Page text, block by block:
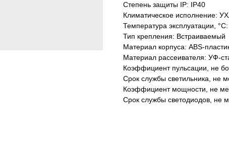
Степень защиты IP: IP40
Климатическое исполнение:
Температура эксплуатации,
Тип крепления: Встраиваемый
Материал корпуса: ABS-
Материал рассеивателя: УФ-
Коэффициент пульсации, не
Срок службы светильника, не
Коэффициент мощности, не
Срок службы светодиодов, не